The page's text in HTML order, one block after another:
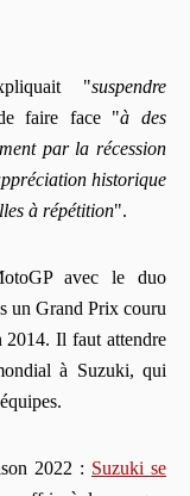
"suspendre
faire face "à des
par la récession
historique
à répétition".
avec le duo
un Grand Prix couru
2014. Il faut attendre
à Suzuki, qui
2022 : Suzuki se